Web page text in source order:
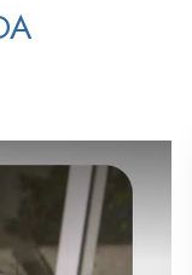
de Scientology
Introductorias
La
La Escala